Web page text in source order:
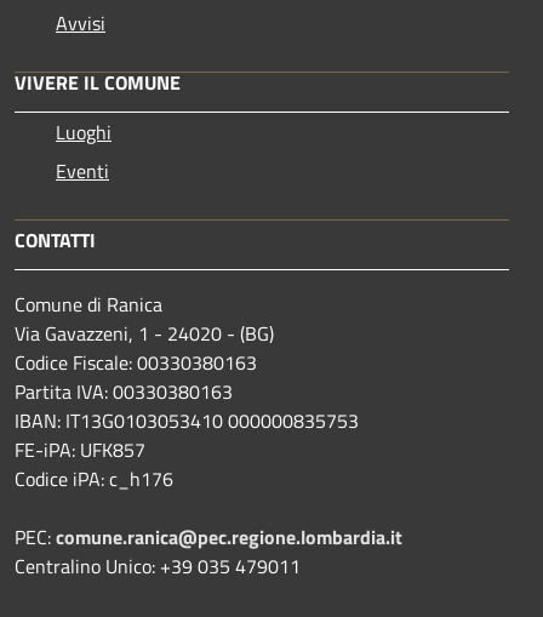
Avvisi
VIVERE IL COMUNE
Luoghi
Eventi
CONTATTI
Comune di Ranica
Via Gavazzeni, 1 - 24020 - (BG)
Codice Fiscale: 00330380163
Partita IVA: 00330380163
IBAN: IT13G0103053410 000000835753
FE-iPA: UFK857
Codice iPA: c_h176
PEC:comune.ranica@pec.regione.lombardia.it
Centralino Unico: +39 035 479011